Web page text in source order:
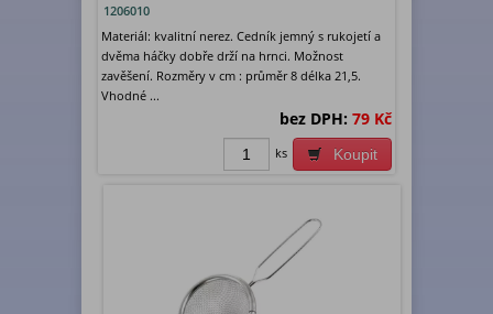
1206010
Materiál: kvalitní nerez. Cedník jemný s rukojetí a
dvěma háčky dobře drží na hrnci. Možnost
zavěšení. Rozměry v cm : průměr 8 délka 21,5.
Vhodné ...
bez DPH: 79 Kč
Koupit
ks